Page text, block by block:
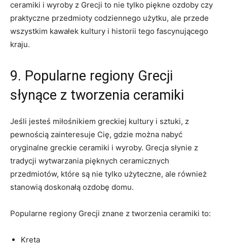
⁢ceramiki i wyroby z Grecji‍ to nie tylko piękne‌ ozdoby czy
‌praktyczne ⁢przedmioty codziennego użytku, ale przede
wszystkim⁢ kawałek kultury i‌ historii tego fascynującego
kraju.
9. ⁢Popularne regiony Grecji
⁤słynące z ⁢tworzenia⁢ ceramiki
Jeśli jesteś miłośnikiem greckiej kultury i sztuki, z
⁢pewnością zainteresuje​ Cię, gdzie można nabyć
oryginalne greckie​ ceramiki⁢ i wyroby.‍ Grecja ⁤słynie z
tradycji wytwarzania pięknych ​ceramicznych
⁤przedmiotów, ⁤które ⁢są nie ⁢tylko⁤ użyteczne, ale ⁤również
stanowią doskonałą ozdobę⁤ domu.
Popularne regiony Grecji znane‌ z ⁤tworzenia ⁣ceramiki to:
Kreta